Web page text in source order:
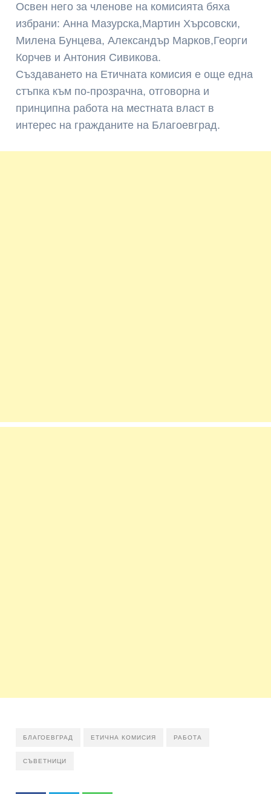
Освен него за членове на комисията бяха
избрани: Анна Мазурска,Мартин Хърсовски,
Милена Бунцева, Александър Марков,Георги
Корчев и Антония Сивикова.
Създаването на Етичната комисия е още една
стъпка към по-прозрачна, отговорна и
принципна работа на местната власт в
интерес на гражданите на Благоевград.
БЛАГОЕВГРАД ЕТИЧНА КОМИСИЯ РАБОТА
СЪВЕТНИЦИ